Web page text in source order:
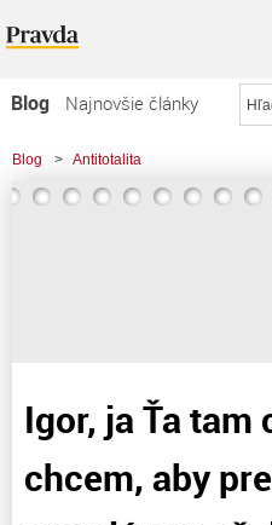
Blog
Najnovšie články
Najčítanejšie články
Najkomentovanejšie články
Blog > Antitotalita
Igor, ja Ťa
chcem, aby